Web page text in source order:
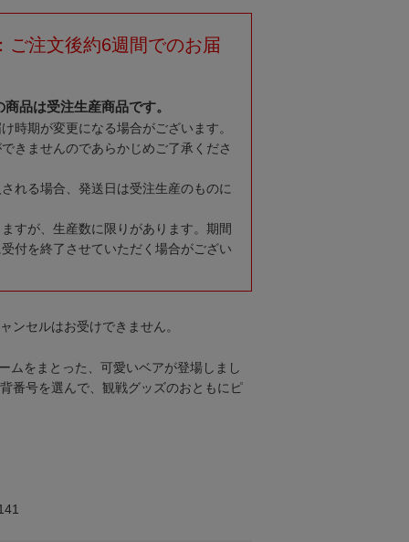
ご注文後約6週間でのお届
商品は受注生産商品です。
時期が変更になる場合がございます。
きませんのであらかじめご了承くださ
れる場合、発送日は受注生産のものに
すが、生産数に限りがあります。期間
付を終了させていただく場合がござい
ンセルはお受けできません。
ムをまとった、可愛いベアが登場しまし
番号を選んで、観戦グッズのおともにピ